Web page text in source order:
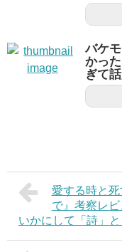
バケ
かっ
ぎて
愛する時と
で』考察レ
いかにして「詩」